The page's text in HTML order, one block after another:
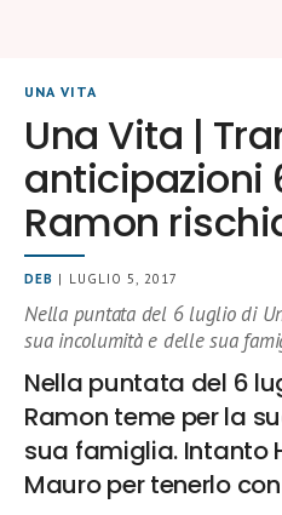
UNA VITA
Una Vita |
anticipazioni
Ramon
DEB | LUGLIO 5, 2017
Nella puntata del 6 luglio di
sua incolumità e delle sua
Nella puntata del 6
Ramon teme per la
sua famiglia. Intanto
Mauro per tenerlo